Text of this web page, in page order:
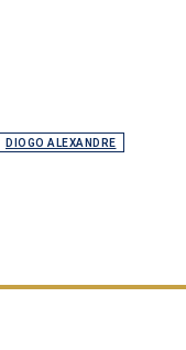
DIOGO ALEXANDRE